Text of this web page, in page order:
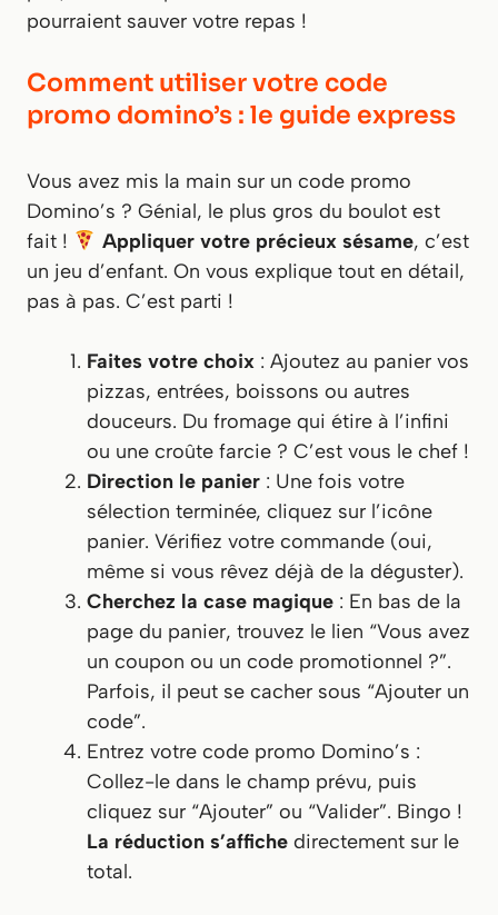
pourraient sauver votre repas !
Comment utiliser votre code
promo domino’s : le guide express
Vous avez mis la main sur un code promo
Domino’s ? Génial, le plus gros du boulot est
fait !
Appliquer votre précieux sésame, c’est
un jeu d’enfant. On vous explique tout en détail,
pas à pas. C’est parti !
Faites votre choix : Ajoutez au panier vos
pizzas, entrées, boissons ou autres
douceurs. Du fromage qui étire à l’infini
ou une croûte farcie ? C’est vous le chef !
Direction le panier : Une fois votre
sélection terminée, cliquez sur l’icône
panier. Vérifiez votre commande (oui,
même si vous rêvez déjà de la déguster).
Cherchez la case magique : En bas de la
page du panier, trouvez le lien “Vous avez
un coupon ou un code promotionnel ?”.
Parfois, il peut se cacher sous “Ajouter un
code”.
Entrez votre code promo Domino’s :
Collez-le dans le champ prévu, puis
cliquez sur “Ajouter” ou “Valider”. Bingo !
La réduction s’affiche directement sur le
total.